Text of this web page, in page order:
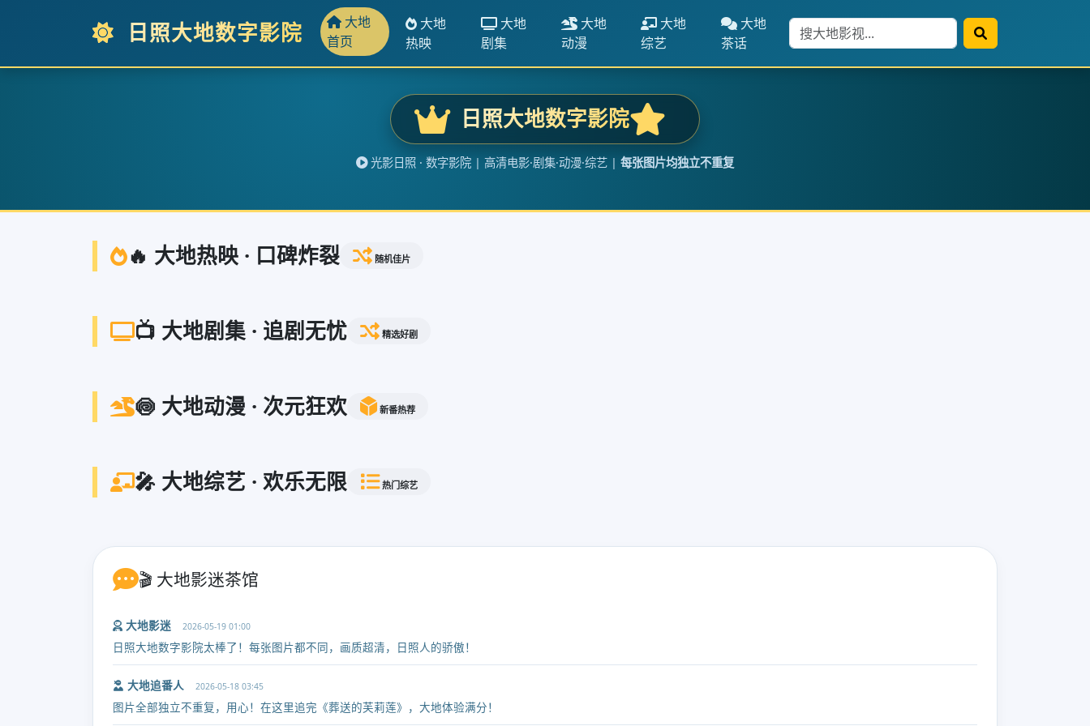
日照大地数字影院
大地
首页
大地
热映
大地
剧集
大地
动漫
大地
综艺
大地
茶话
日照大地数字影院
光影日照 · 数字影院 | 高清电影·剧集·动漫·综艺 | 每张图片均独立不重复
🔥 大地热映 · 口碑炸裂 随机佳片
📺 大地剧集 · 追剧无忧 精选好剧
🍥 大地动漫 · 次元狂欢 新番热荐
🎤 大地综艺 · 欢乐无限 热门综艺
🎬 大地影迷茶馆
大地影迷 2026-05-19 01:00
日照大地数字影院太棒了！每张图片都不同，画质超清，日照人的骄傲！
大地追番人 2026-05-18 03:45
图片全部独立不重复，用心！在这里追完《葬送的芙莉莲》，大地体验满分！